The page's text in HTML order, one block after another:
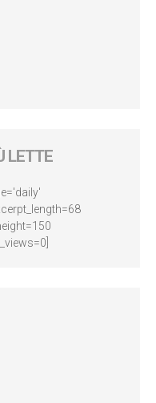
LETTE